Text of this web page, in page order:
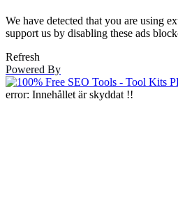
We have detected that you are using
support us by disabling these ads
Refresh
Powered By
error: Innehållet är skyddat !!